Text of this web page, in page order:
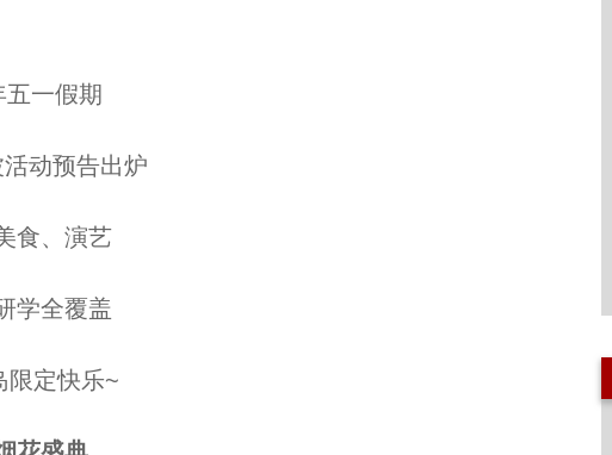
一假期
动预告出炉
、演艺
全覆盖
定快乐~